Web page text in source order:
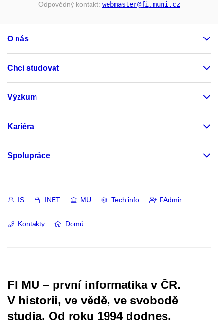
Odpovědný kontakt: webmaster@fi.muni.cz
O nás
Chci studovat
Výzkum
Kariéra
Spolupráce
IS INET MU Tech info FAdmin
Kontakty Domů
FI MU – první informatika v ČR.
V historii, ve vědě, ve svobodě
studia. Od roku 1994 dodnes.